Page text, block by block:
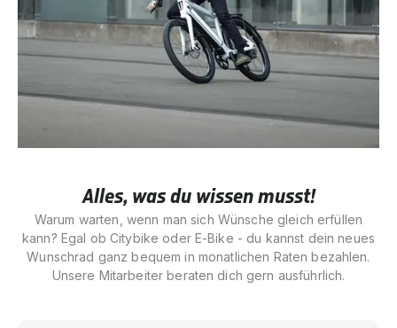
Alles, was du wissen musst!
Warum warten, wenn man sich Wünsche gleich erfüllen
kann? Egal ob Citybike oder E-Bike - du kannst dein neues
Wunschrad ganz bequem in monatlichen Raten bezahlen.
Unsere Mitarbeiter beraten dich gern ausführlich.